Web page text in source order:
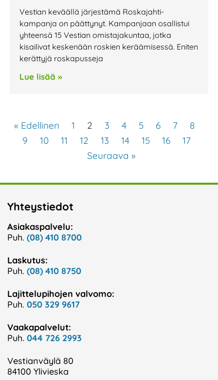
Vestian keväällä järjestämä Roskajahti-
kampanja on päättynyt. Kampanjaan osallistui
yhteensä 15 Vestian omistajakuntaa, jotka
kisailivat keskenään roskien keräämisessä. Eniten
kerättyjä roskapusseja
Lue lisää »
« Edellinen 1 2 3 4 5 6 7
8
9
10 11 12 13 14 15 16
17
Seuraava »
Yhteystiedot
Asiakaspalvelu:
Puh. (08) 410 8700
Laskutus:
Puh. (08) 410 8750
Lajittelupihojen valvomo:
Puh. 050 329 9617
Vaakapalvelut:
Puh. 044 726 2993
Vestianväylä 80
84100 Ylivieska